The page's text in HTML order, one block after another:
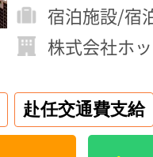
宿泊施設/宿
株式会社ホ
赴任交通費支給